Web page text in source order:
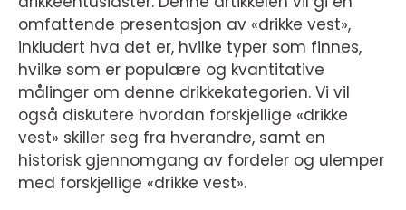
omfattende presentasjon av «drikke vest»,
inkludert hva det er, hvilke typer som finnes,
hvilke som er populære og kvantitative
målinger om denne drikkekategorien. Vi vil
også diskutere hvordan forskjellige «drikke
vest» skiller seg fra hverandre, samt en
historisk gjennomgang av fordeler og ulemper
med forskjellige «drikke vest».